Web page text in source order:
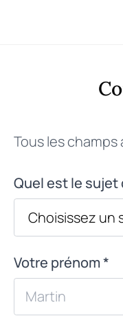
Tous les
Quel est le sujet
Votre prénom *